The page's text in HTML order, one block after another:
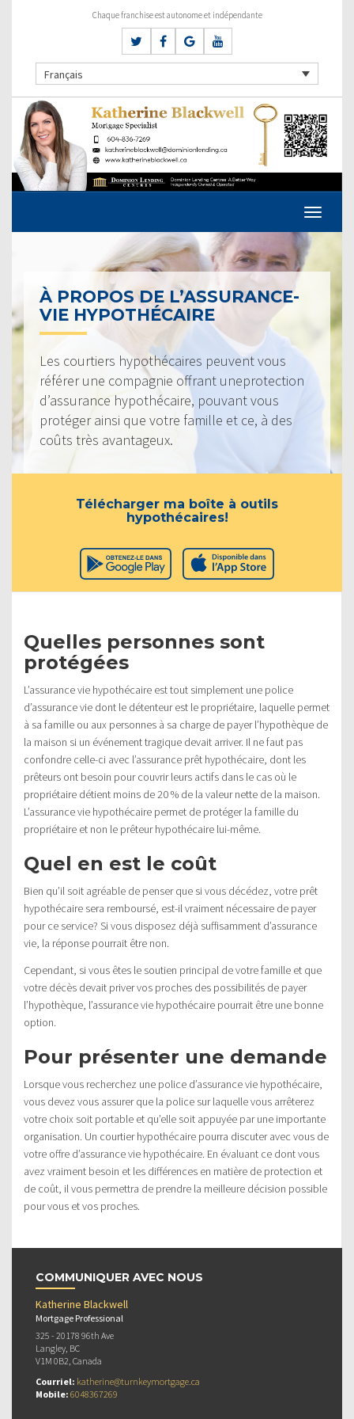
Chaque franchise est autonome et indépendante
Français
À PROPOS DE L’ASSURANCE-
VIE HYPOTHÉCAIRE
Les courtiers hypothécaires peuvent vous
référer une compagnie offrant uneprotection
d’assurance hypothécaire, pouvant vous
protéger ainsi que votre famille et ce, à des
coûts très avantageux.
Télécharger ma boîte à outils
hypothécaires!
Quelles personnes sont
protégées
L’assurance vie hypothécaire est tout simplement une police
d’assurance vie dont le détenteur est le propriétaire, laquelle permet
à sa famille ou aux personnes à sa charge de payer l’hypothèque de
la maison si un événement tragique devait arriver. Il ne faut pas
confondre celle-ci avec l’assurance prêt hypothécaire, dont les
prêteurs ont besoin pour couvrir leurs actifs dans le cas où le
propriétaire détient moins de 20 % de la valeur nette de la maison.
L’assurance vie hypothécaire permet de protéger la famille du
propriétaire et non le prêteur hypothécaire lui-même.
Quel en est le coût
Bien qu’il soit agréable de penser que si vous décédez, votre prêt
hypothécaire sera remboursé, est-il vraiment nécessaire de payer
pour ce service? Si vous disposez déjà suffisamment d’assurance
vie, la réponse pourrait être non.
Cependant, si vous êtes le soutien principal de votre famille et que
votre décès devait priver vos proches des possibilités de payer
l’hypothèque, l’assurance vie hypothécaire pourrait être une bonne
option.
Pour présenter une demande
Lorsque vous recherchez une police d’assurance vie hypothécaire,
vous devez vous assurer que la police sur laquelle vous arrêterez
votre choix soit portable et qu’elle soit appuyée par une importante
organisation. Un courtier hypothécaire pourra discuter avec vous de
votre offre d’assurance vie hypothécaire. En évaluant ce dont vous
avez vraiment besoin et les différences en matière de protection et
de coût, il vous permettra de prendre la meilleure décision possible
pour vous et vos proches.
COMMUNIQUER AVEC NOUS
Katherine Blackwell
Mortgage Professional
325 - 20178 96th Ave
Langley, BC
V1M 0B2, Canada
Courriel: katherine@turnkeymortgage.ca
Mobile: 6048367269